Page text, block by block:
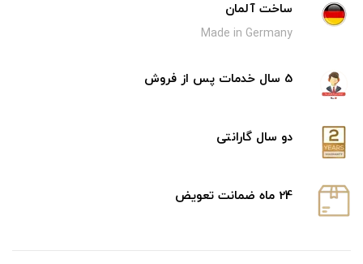
ساخت آلمان
Made in Germany
5 سال خدمات پس از فروش
دو سال گارانتی
24 ماه ضمانت تعویض